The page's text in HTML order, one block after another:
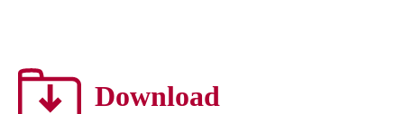
Download